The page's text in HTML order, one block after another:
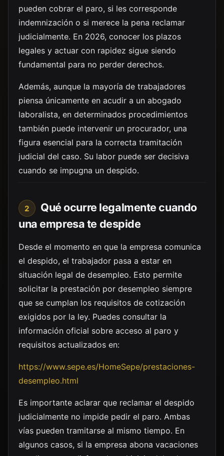
pueden cobrar el paro, si les corresponde
indemnización o si merece la pena reclamar
judicialmente. En 2026, conocer los plazos
legales y actuar con rapidez sigue siendo
fundamental para no perder derechos.
Además, aunque la mayoría de trabajadores
piensa únicamente en acudir a un abogado
laboralista, en determinados procedimientos
también puede intervenir un procurador, una
figura esencial para la correcta tramitación
judicial del caso. Su labor puede ser decisiva
cuando se impugna un despido.
2
Qué ocurre legalmente cuando
una empresa te despide
Desde el momento en que la empresa comunica
el despido, el trabajador pasa a estar en
situación legal de desempleo. Esto permite
solicitar la prestación por desempleo siempre
que se cumplan los requisitos de cotización
exigidos por la ley. Puedes consultar la
información oficial sobre acceso al paro y
requisitos actualizados en:
https://www.sepe.es/HomeSepe/prestaciones-
desempleo.html
Es importante aclarar que reclamar el despido
judicialmente no impide pedir el paro. Ambas
vías pueden tramitarse al mismo tiempo. En
algunos casos, si la empresa abona vacaciones